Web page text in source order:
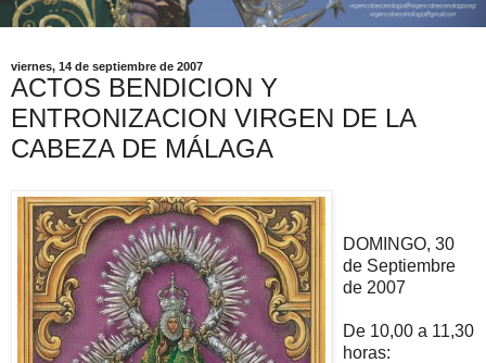
viernes, 14 de septiembre de 2007
ACTOS BENDICION Y
ENTRONIZACION VIRGEN DE LA
CABEZA DE MÁLAGA
DOMINGO, 30
de Septiembre
de 2007
De 10,00 a 11,30
horas: